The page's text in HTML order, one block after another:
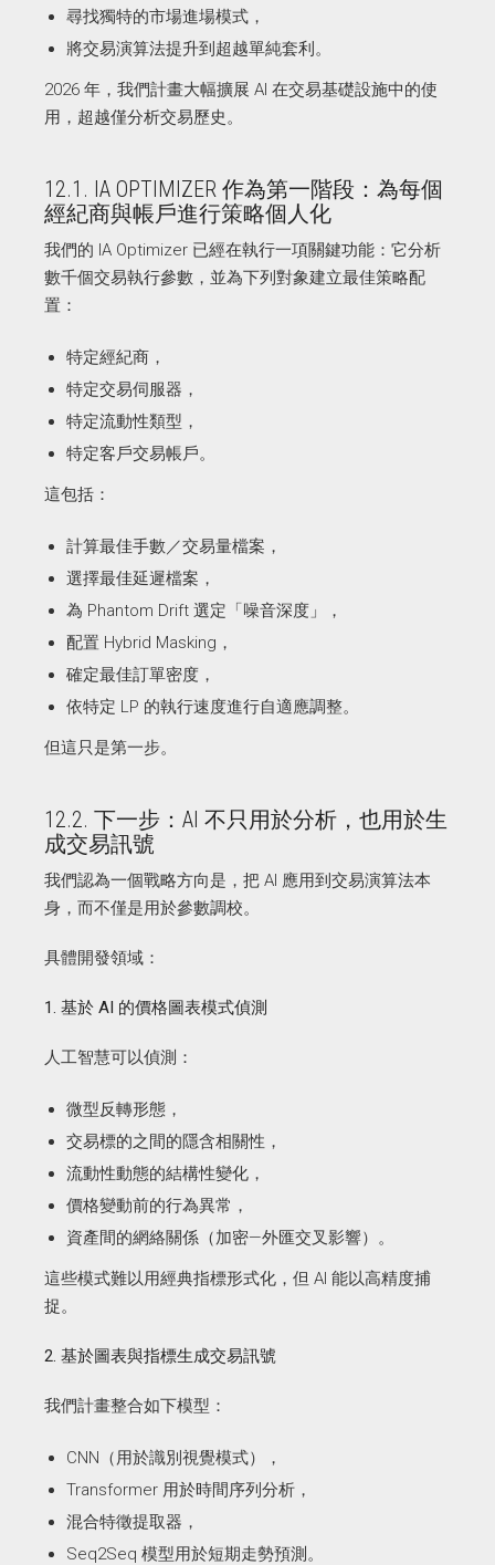
尋找獨特的市場進場模式，
將交易演算法提升到超越單純套利。
2026 年，我們計畫大幅擴展 AI 在交易基礎設施中的使
用，超越僅分析交易歷史。
12.1. IA OPTIMIZER 作為第一階段：為每個
經紀商與帳戶進行策略個人化
我們的 IA Optimizer 已經在執行一項關鍵功能：它分析
數千個交易執行參數，並為下列對象建立最佳策略配
置：
特定經紀商，
特定交易伺服器，
特定流動性類型，
特定客戶交易帳戶。
這包括：
計算最佳手數／交易量檔案，
選擇最佳延遲檔案，
為 Phantom Drift 選定「噪音深度」，
配置 Hybrid Masking，
確定最佳訂單密度，
依特定 LP 的執行速度進行自適應調整。
但這只是第一步。
12.2. 下一步：AI 不只用於分析，也用於生
成交易訊號
我們認為一個戰略方向是，把 AI 應用到交易演算法本
身，而不僅是用於參數調校。
具體開發領域：
1. 基於 AI 的價格圖表模式偵測
人工智慧可以偵測：
微型反轉形態，
交易標的之間的隱含相關性，
流動性動態的結構性變化，
價格變動前的行為異常，
資產間的網絡關係（加密—外匯交叉影響）。
這些模式難以用經典指標形式化，但 AI 能以高精度捕
捉。
2. 基於圖表與指標生成交易訊號
我們計畫整合如下模型：
CNN（用於識別視覺模式），
Transformer 用於時間序列分析，
混合特徵提取器，
Seq2Seq 模型用於短期走勢預測。